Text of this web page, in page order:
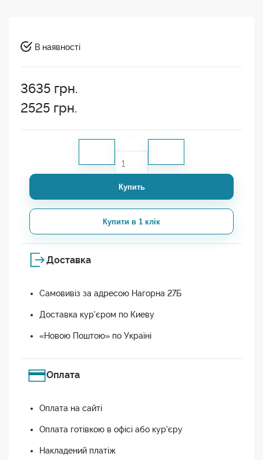
В наявності
3635 грн.
2525 грн.
Купить
Купити в 1 клік
Доставка
Самовивіз за адресою Нагорна 27Б
Доставка кур'єром по Киеву
«Новою Поштою» по Україні
Оплата
Оплата на сайті
Оплата готівкою в офісі або кур'єру
Накладений платіж